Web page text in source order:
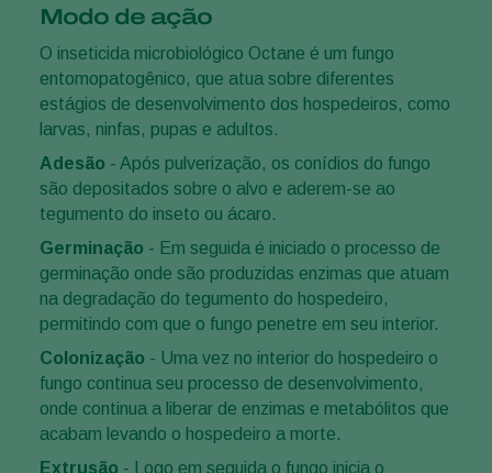
Modo de ação
O inseticida microbiológico Octane é um fungo
entomopatogênico, que atua sobre diferentes
estágios de desenvolvimento dos hospedeiros, como
larvas, ninfas, pupas e adultos.
Adesão - Após pulverização, os conídios do fungo
são depositados sobre o alvo e aderem-se ao
tegumento do inseto ou ácaro.
Germinação - Em seguida é iniciado o processo de
germinação onde são produzidas enzimas que atuam
na degradação do tegumento do hospedeiro,
permitindo com que o fungo penetre em seu interior.
Colonização - Uma vez no interior do hospedeiro o
fungo continua seu processo de desenvolvimento,
onde continua a liberar de enzimas e metabólitos que
acabam levando o hospedeiro a morte.
Extrusão - Logo em seguida o fungo inicia o